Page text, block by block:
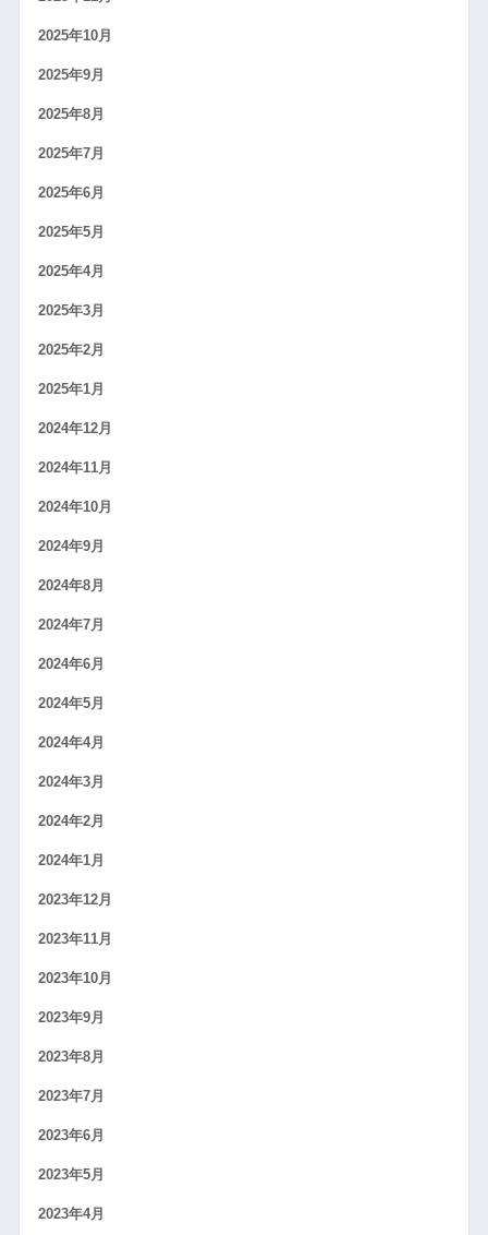
2025年10月
2025年9月
2025年8月
2025年7月
2025年6月
2025年5月
2025年4月
2025年3月
2025年2月
2025年1月
2024年12月
2024年11月
2024年10月
2024年9月
2024年8月
2024年7月
2024年6月
2024年5月
2024年4月
2024年3月
2024年2月
2024年1月
2023年12月
2023年11月
2023年10月
2023年9月
2023年8月
2023年7月
2023年6月
2023年5月
2023年4月